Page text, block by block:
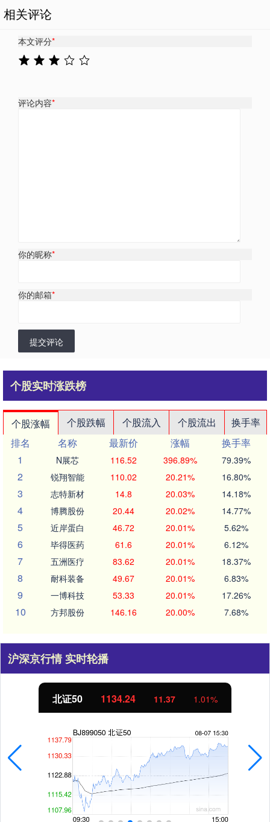
相关评论
本文评分*
评论内容*
你的昵称*
你的邮箱*
提交评论
个股实时涨跌榜
个股涨幅 个股跌幅 个股流入 个股流出
换手率
排名
名称 最新价 涨幅
换手率
1
N展芯 116.52 396.89% 79.39%
2 锐翔智能 110.02 20.21% 16.80%
3 志特新材 14.8 20.03% 14.18%
4 博腾股份 20.44 20.02% 14.77%
5 近岸蛋白 46.72 20.01% 5.62%
6 毕得医药 61.6 20.01% 6.12%
7 五洲医疗 83.62 20.01% 18.37%
8 耐科装备 49.67 20.01% 6.83%
9 一博科技 53.33 20.01% 17.26%
10 方邦股份 146.16 20.00% 7.68%
沪深京行情 实时轮播
1.01% 创业板指